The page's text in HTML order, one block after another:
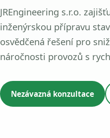
JREngineering s.r.o.
inženýrskou přípravu
osvědčená řešení pro
náročnosti provozů s
Nezávazná konzultace